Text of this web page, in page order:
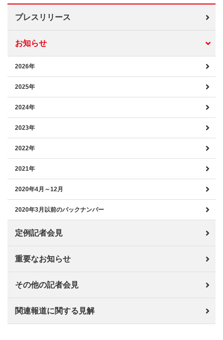
プレスリリース
お知らせ
2026年
2025年
2024年
2023年
2022年
2021年
2020年4月～12月
2020年3月以前のバックナンバー
定例記者会見
重要なお知らせ
その他の記者会見
関連報道に関する見解